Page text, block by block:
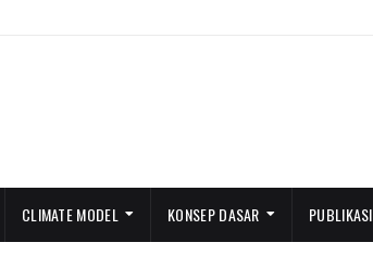
CLIMATE MODEL KONSEP DASAR PUBLIKASI